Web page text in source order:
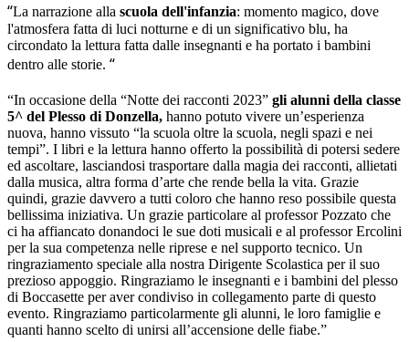
“La narrazione alla scuola dell'infanzia: momento magico, dove
l'atmosfera fatta di luci notturne e di un significativo blu, ha
circondato la lettura fatta dalle insegnanti e ha portato i bambini
dentro alle storie. “
“In occasione della “Notte dei racconti 2023” gli alunni della classe
5^ del Plesso di Donzella, hanno potuto vivere un’esperienza
nuova, hanno vissuto “la scuola oltre la scuola, negli spazi e nei
tempi”. I libri e la lettura hanno offerto la possibilità di potersi sedere
ed ascoltare, lasciandosi trasportare dalla magia dei racconti, allietati
dalla musica, altra forma d’arte che rende bella la vita. Grazie
quindi, grazie davvero a tutti coloro che hanno reso possibile questa
bellissima iniziativa. Un grazie particolare al professor Pozzato che
ci ha affiancato donandoci le sue doti musicali e al professor Ercolini
per la sua competenza nelle riprese e nel supporto tecnico. Un
ringraziamento speciale alla nostra Dirigente Scolastica per il suo
prezioso appoggio. Ringraziamo le insegnanti e i bambini del plesso
di Boccasette per aver condiviso in collegamento parte di questo
evento. Ringraziamo particolarmente gli alunni, le loro famiglie e
quanti hanno scelto di unirsi all’accensione delle fiabe.”